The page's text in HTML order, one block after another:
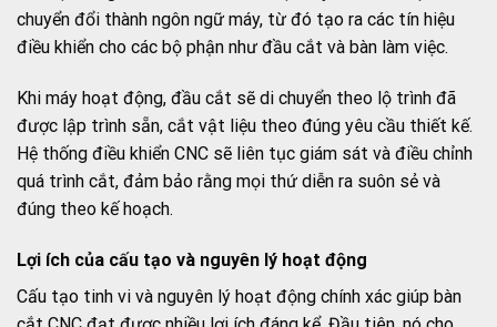
chuyển đổi thành ngôn ngữ máy, từ đó tạo ra các tín hiệu
điều khiển cho các bộ phận như đầu cắt và bàn làm việc.
Khi máy hoạt động, đầu cắt sẽ di chuyển theo lộ trình đã
được lập trình sẵn, cắt vật liệu theo đúng yêu cầu thiết kế.
Hệ thống điều khiển CNC sẽ liên tục giám sát và điều chỉnh
quá trình cắt, đảm bảo rằng mọi thứ diễn ra suôn sẻ và
đúng theo kế hoạch.
Lợi ích của cấu tạo và nguyên lý hoạt động
Cấu tạo tinh vi và nguyên lý hoạt động chính xác giúp bàn